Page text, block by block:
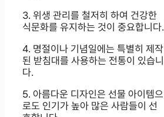
3. 위생 관리를 철저히 하여 건강한
식문화를 유지하는 것이 중요합니다.
4. 명절이나 기념일에는 특별히 제작
된 받침대를 사용하는 전통이 있습니
다.
5. 아름다운 디자인은 선물 아이템으
로도 인기가 높아 많은 사람들이 선